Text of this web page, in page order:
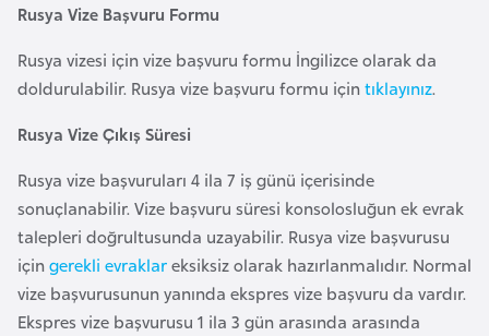
Rusya Vize Başvuru Formu
Rusya vizesi için vize başvuru formu İngilizce olarak da
doldurulabilir. Rusya vize başvuru formu içintıklayınız.
Rusya Vize Çıkış Süresi
Rusya vize başvuruları 4 ila 7 iş günü içerisinde
sonuçlanabilir. Vize başvuru süresi konsolosluğun ek evrak
talepleri doğrultusunda uzayabilir. Rusya vize başvurusu
içingerekli evraklareksiksiz olarak hazırlanmalıdır. Normal
vize başvurusunun yanında ekspres vize başvuru da vardır.
Ekspres vize başvurusu 1 ila 3 gün arasında arasında
c
a
n
B
a
h
r
e
y
n